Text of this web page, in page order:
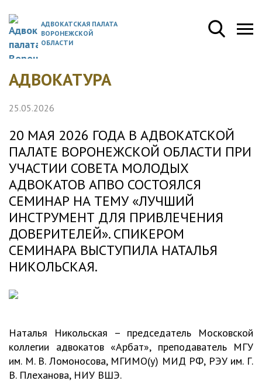
АДВОКАТСКАЯ ПАЛАТА
ВОРОНЕЖСКОЙ
ОБЛАСТИ
АДВОКАТУРА
25.05.2026
20 МАЯ 2026 ГОДА В АДВОКАТСКОЙ
ПАЛАТЕ ВОРОНЕЖСКОЙ ОБЛАСТИ ПРИ
УЧАСТИИ СОВЕТА МОЛОДЫХ
АДВОКАТОВ АПВО СОСТОЯЛСЯ
СЕМИНАР НА ТЕМУ «ЛУЧШИЙ
ИНСТРУМЕНТ ДЛЯ ПРИВЛЕЧЕНИЯ
ДОВЕРИТЕЛЕЙ». СПИКЕРОМ
СЕМИНАРА ВЫСТУПИЛА НАТАЛЬЯ
НИКОЛЬСКАЯ.
Наталья Никольская – председатель Московской
коллегии адвокатов «Арбат», преподаватель МГУ
им. М. В. Ломоносова, МГИМО(у) МИД РФ, РЭУ им. Г.
В. Плеханова, НИУ ВШЭ.